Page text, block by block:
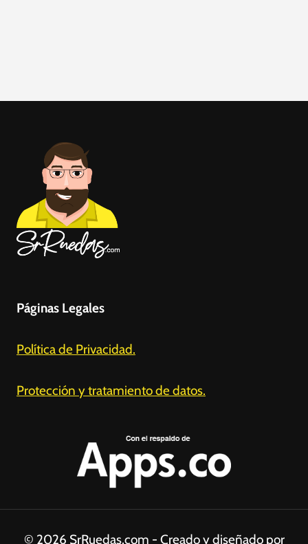
Páginas Legales
Política de Privacidad.
Protección y tratamiento de datos.
© 2026 SrRuedas.com - Creado y diseñado por